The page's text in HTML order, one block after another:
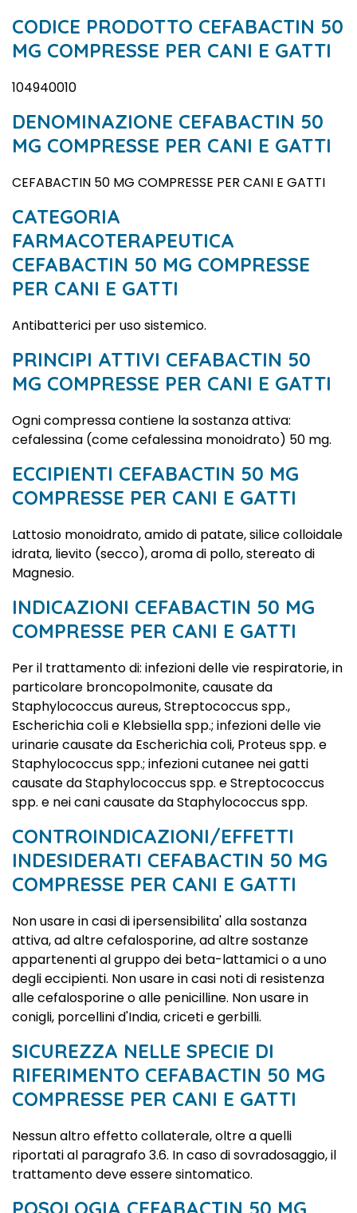
CODICE PRODOTTO CEFABACTIN 50
MG COMPRESSE PER CANI E GATTI
104940010
DENOMINAZIONE CEFABACTIN 50
MG COMPRESSE PER CANI E GATTI
CEFABACTIN 50 MG COMPRESSE PER CANI E GATTI
CATEGORIA
FARMACOTERAPEUTICA
CEFABACTIN 50 MG COMPRESSE
PER CANI E GATTI
Antibatterici per uso sistemico.
PRINCIPI ATTIVI CEFABACTIN 50
MG COMPRESSE PER CANI E GATTI
Ogni compressa contiene la sostanza attiva:
cefalessina (come cefalessina monoidrato) 50 mg.
ECCIPIENTI CEFABACTIN 50 MG
COMPRESSE PER CANI E GATTI
Lattosio monoidrato, amido di patate, silice colloidale
idrata, lievito (secco), aroma di pollo, stereato di
Magnesio.
INDICAZIONI CEFABACTIN 50 MG
COMPRESSE PER CANI E GATTI
Per il trattamento di: infezioni delle vie respiratorie, in
particolare broncopolmonite, causate da
Staphylococcus aureus, Streptococcus spp.,
Escherichia coli e Klebsiella spp.; infezioni delle vie
urinarie causate da Escherichia coli, Proteus spp. e
Staphylococcus spp.; infezioni cutanee nei gatti
causate da Staphylococcus spp. e Streptococcus
spp. e nei cani causate da Staphylococcus spp.
CONTROINDICAZIONI/EFFETTI
INDESIDERATI CEFABACTIN 50 MG
COMPRESSE PER CANI E GATTI
Non usare in casi di ipersensibilita' alla sostanza
attiva, ad altre cefalosporine, ad altre sostanze
appartenenti al gruppo dei beta-lattamici o a uno
degli eccipienti. Non usare in casi noti di resistenza
alle cefalosporine o alle penicilline. Non usare in
conigli, porcellini d'India, criceti e gerbilli.
SICUREZZA NELLE SPECIE DI
RIFERIMENTO CEFABACTIN 50 MG
COMPRESSE PER CANI E GATTI
Nessun altro effetto collaterale, oltre a quelli
riportati al paragrafo 3.6. In caso di sovradosaggio, il
trattamento deve essere sintomatico.